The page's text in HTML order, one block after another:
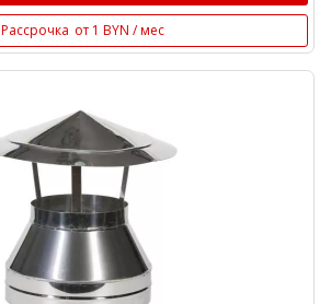
Рассрочка от 1 BYN / мес